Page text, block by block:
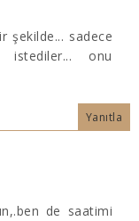
şekilde... sadece
onu
Yanıtla
de saatimi